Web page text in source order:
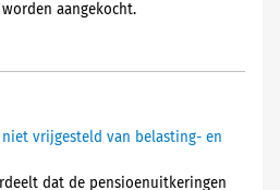
aangekocht.
niet vrijgesteld van belasting- en
dat de pensioenuitkeringen